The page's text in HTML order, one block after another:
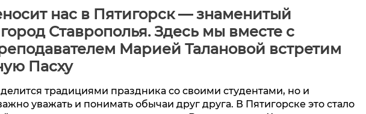
нас в Пятигорск — знаменитый
Ставрополья. Здесь мы вместе с
Марией Талановой встретим
Пасху
традициями праздника со своими студентами, но и
уважать и понимать обычаи друг друга. В Пятигорске это стало